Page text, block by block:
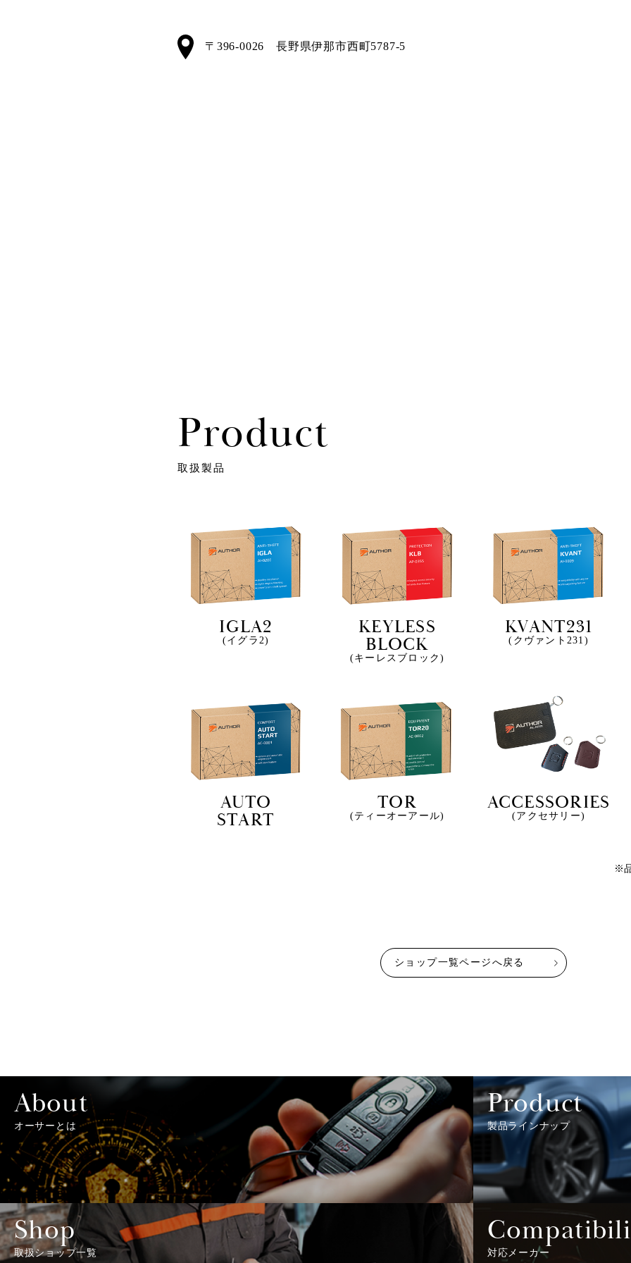
〒396-0026 長野県伊那市西町5787-5
Product
取扱製品
IGLA2
(イグラ2)
KEYLESS
BLOCK
(キーレスブロック)
KVANT231
(クヴァント231)
AUTO
START
TOR
(ティーオーアール)
ACCESSORIES
(アクセサリー)
※
ショップ一覧ページへ戻る
About
オーサーとは
Product
製品ラインナップ
Shop
取扱ショップ一覧 対応メーカー